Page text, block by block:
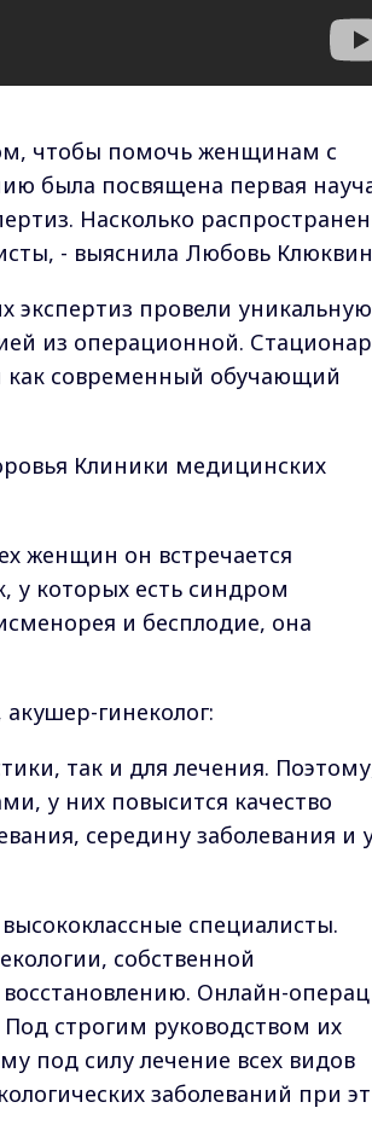
чтобы помочь женщинам с
была посвящена первая
Насколько
- выяснила Любовь
провели уникальную
из операционной. Стационар
как современный обучающий
Клиники медицинских
женщин он встречается
у которых есть синдром
и бесплодие, она
гинеколог:
так и для лечения.
у них повысится качество
середину заболевания и
специалисты.
собственной
Онлайн-
строгим руководством их
под силу лечение всех видов
заболеваний при